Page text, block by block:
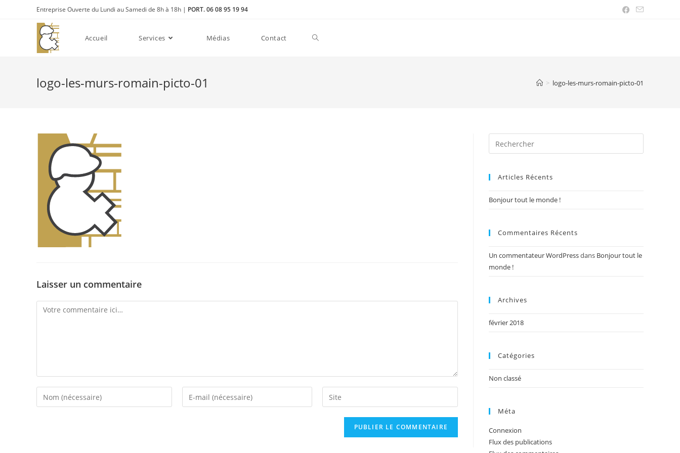
Entreprise Ouverte du Lundi au Samedi de 8h à 18h | PORT. 06 08 95 19 94
Accueil Services Médias Contact
logo-les-murs-romain-picto-01 > logo-les-murs-romain-picto-01
Laisser un commentaire
Articles Récents
Bonjour tout le monde !
Commentaires Récents
Un commentateur WordPressdans Bonjour tout le
monde !
Archives
février 2018
Catégories
Non classé
Méta
Connexion
Flux des publications